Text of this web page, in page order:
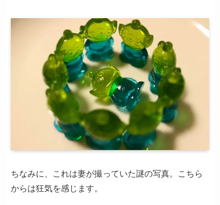
ちなみに、これは妻が撮っていた謎の写真。こちら
からは狂気を感じます。